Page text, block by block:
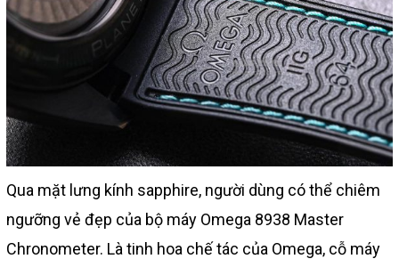
Qua mặt lưng kính sapphire, người dùng có thể chiêm
ngưỡng vẻ đẹp của bộ máy Omega 8938 Master
Chronometer. Là tinh hoa chế tác của Omega, cỗ máy